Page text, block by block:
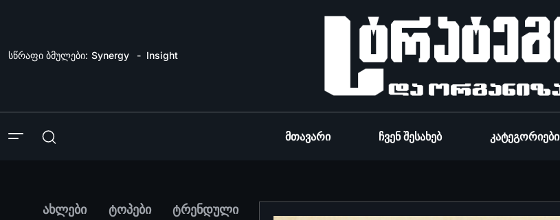
სწრაფი ბმულები: Synergy Insight
Მთავარი Ჩვენ Შესახებ Კატეგორიები
ახლები ტოპები ტრენდული